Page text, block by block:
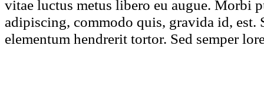
vitae luctus metus libero eu augue. Morbi
adipiscing, commodo quis, gravida id, est.
elementum hendrerit tortor. Sed semper